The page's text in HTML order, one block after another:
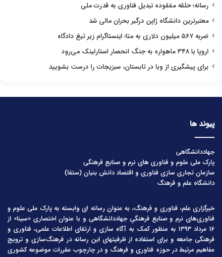
رسانه؛ حلقه مفقوده تبدیل فناوری به قدرت ملی
معتبرترین دانشگاه ژاپن درگیر بحران مالی شد
ضربه ۵۶۷ میلیون دلاری به متا؛ اینستاگرام زیر تیغ دادگاه
اروپا با ۳۴۸ ماهواره به جنگ انحصار استارلینک می‌رود
برای پیشگیری از وبا در تابستان، سبزیجات را درست بشویید
پیوند ها
جهاددانشگاهی
پارک ملی علوم و فناوری های نرم و صنایع فرهنگی
سازمان تجاری سازی فناوری و اقتصاد دانش بنیان (ستفا)
دانشگاه علم و فرهنگ
خبرگزاری علم، فناوری و فرهنگ، به عنوان رسانه ای وابسته به پارک ملی علوم و
فناوری‌های نرم و صنایع فرهنگیِ جهاددانشگاهی و با عنوان اختصاری «سینا» از
۱۶ مرداد ۱۳۹۳ به منظور کمک به آگاه سازی و ارتقای اطلاعات علمی، فناوری و
فرهنگی جامعه و برای استفاده از ظرفیتهای این رسانه در فرهنگ‌سازی و ترویج
مفاهیم مرتبط در حوزه فناوری و فرهنگ و در چارچوب مقررات موضوعه کشوری